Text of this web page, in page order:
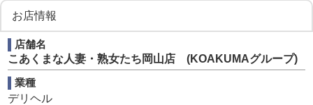
境が整ってます。さらなる店舗拡大中につき急募！！！】
【店舗スタッフさん☆月収38万スタート！】
【店長候補は☆月収６０万スタート！管理職で月２００万
以上の者も数名グループにはおりますよ！】
随時昇給有り！！（未経験者歓迎）】
お店情報
店舗名
こあくまな人妻・熟女たち岡山店 (KOAKUMAグループ)
業種
デリヘル